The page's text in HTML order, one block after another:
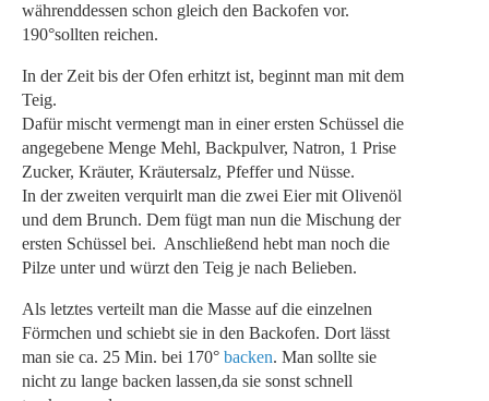
währenddessen schon gleich den Backofen vor.
190°sollten reichen.
In der Zeit bis der Ofen erhitzt ist, beginnt man mit dem
Teig.
Dafür mischt vermengt man in einer ersten Schüssel die
angegebene Menge Mehl, Backpulver, Natron, 1 Prise
Zucker, Kräuter, Kräutersalz, Pfeffer und Nüsse.
In der zweiten verquirlt man die zwei Eier mit Olivenöl
und dem Brunch. Dem fügt man nun die Mischung der
ersten Schüssel bei. Anschließend hebt man noch die
Pilze unter und würzt den Teig je nach Belieben.
Als letztes verteilt man die Masse auf die einzelnen
Förmchen und schiebt sie in den Backofen. Dort lässt
man sie ca. 25 Min. bei 170° backen. Man sollte sie
nicht zu lange backen lassen,da sie sonst schnell